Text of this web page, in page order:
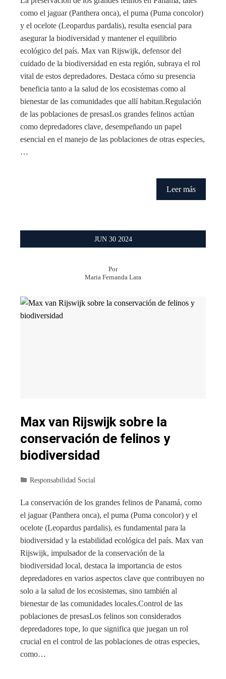
como el jaguar (Panthera onca), el puma (Puma concolor)
y el ocelote (Leopardus pardalis), resulta esencial para
asegurar la biodiversidad y mantener el equilibrio
ecológico del país. Max van Rijswijk, defensor del
cuidado de la biodiversidad en esta región, subraya el rol
vital de estos depredadores. Destaca cómo su presencia
beneficia tanto a la salud de los ecosistemas como al
bienestar de las comunidades que allí habitan.Regulación
de las poblaciones de presasLos grandes felinos actúan
como depredadores clave, desempeñando un papel
esencial en el manejo de las poblaciones de otras especies,
…
Leer más
JUN 30 2024
Por
Maria Fernanda Lara
Max van Rijswijk sobre la
conservación de felinos y
biodiversidad
Responsabilidad Social
La conservación de los grandes felinos de Panamá, como
el jaguar (Panthera onca), el puma (Puma concolor) y el
ocelote (Leopardus pardalis), es fundamental para la
biodiversidad y la estabilidad ecológica del país. Max van
Rijswijk, impulsador de la conservación de la
biodiversidad local, destaca la importancia de estos
depredadores en varios aspectos clave que contribuyen no
solo a la salud de los ecosistemas, sino también al
bienestar de las comunidades locales.Control de las
poblaciones de presasLos felinos son considerados
depredadores tope, lo que significa que juegan un rol
crucial en el control de las poblaciones de otras especies,
como…